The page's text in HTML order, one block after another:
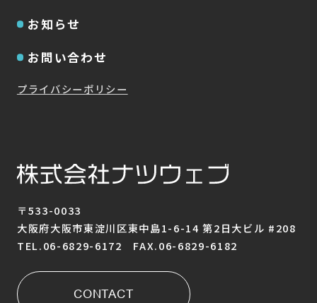
〒533-0033
大阪府大阪市東淀川区東中島1-6-14 第2日大ビル #208
TEL.06-6829-6172 FAX.06-6829-6182
CONTACT
お知らせ
お問い合わせ
プライバシーポリシー